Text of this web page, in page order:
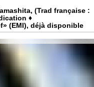
(Trad française :
♦
(EMI), déjà disponible